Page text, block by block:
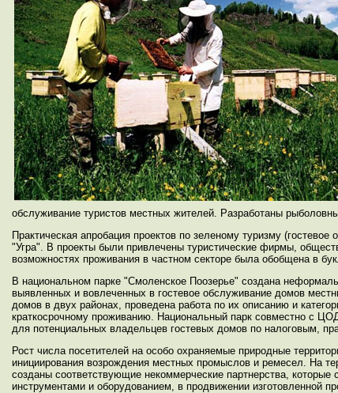
обслуживание туристов местных жителей. Разработаны
Практическая апробация проектов по зеленому туризму
"Угра". В проекты были привлечены туристические фирмы,
возможностях проживания в частном секторе была обобщена в
В национальном парке "Смоленское Поозерье" создана
выявленных и вовлеченных в гостевое обслуживание домов
домов в двух районах, проведена работа по их описанию и
краткосрочному проживанию. Национальный парк совместно с
для потенциальных владельцев гостевых домов по налоговым,
Рост числа посетителей на особо охраняемые природные
инициирования возрождения местных промыслов и ремесел. На
созданы соответствующие некоммерческие партнерства,
инструментами и оборудованием, в продвижении изготовленной